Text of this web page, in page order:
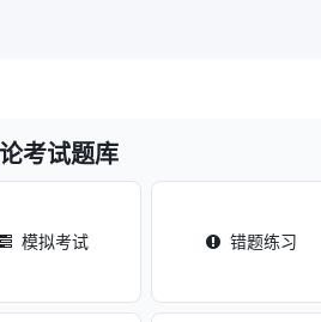
考试题库
模拟考试 错题练习